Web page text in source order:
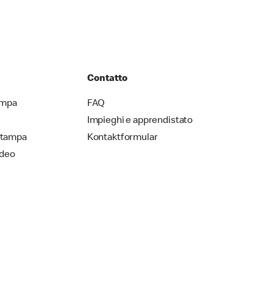
Contatto
FAQ
Impieghi e apprendistato
Kontaktformular